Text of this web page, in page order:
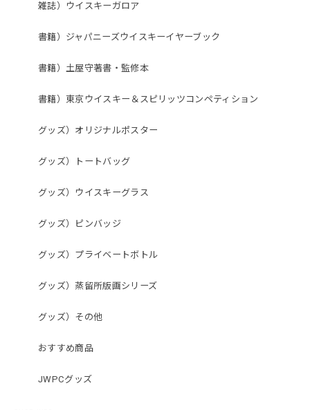
雑誌）ウイスキーガロア
書籍）ジャパニーズウイスキーイヤーブック
書籍）土屋守著書・監修本
書籍）東京ウイスキー＆スピリッツコンペティション
グッズ）オリジナルポスター
グッズ）トートバッグ
グッズ）ウイスキーグラス
グッズ）ピンバッジ
グッズ）プライベートボトル
グッズ）蒸留所版画シリーズ
グッズ）その他
おすすめ商品
JWPCグッズ